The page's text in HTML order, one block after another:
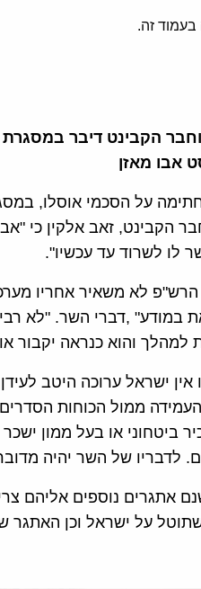
זה.
הקבינט דיבר במסגרת
אבו מאזן
24 שנים לחתימה על הסכמי
הקבינט, זאב אלקין כי
לו לשרוד עד עכשיו".
לא משאיר אחריו
במודע" ,דברי השר. "לא
למהלך והוא כנראה יקבור
אין ישראל ערוכה היטב
העמידה ממול הכוחות
ביטחוני או בעל ממון
לדבריו של השר יהיה
אתגרים נוספים אליהם
על ישראל וכן